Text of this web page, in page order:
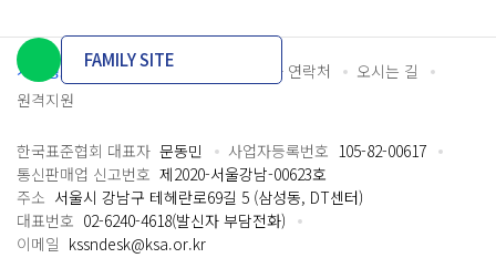
개인정보처리방침 이용약관 담당자 연락처
오시는 길
원격지원
FAMILY SITE
한국표준협회 대표자 문동민 사업자등록번호 105-82-00617
통신판매업 신고번호 제2020-서울강남-00623호
주소 서울시 강남구 테헤란로69길 5 (삼성동, DT센터)
대표번호 02-6240-4618(발신자 부담전화)
이메일 kssndesk@ksa.or.kr